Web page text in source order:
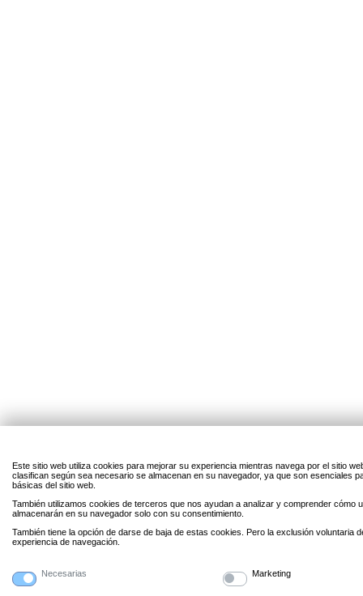
Este sitio web utiliza cookies para mejorar su experiencia mientras navega por el sitio
clasifican según sea necesario se almacenan en su navegador, ya que son esenciales
básicas del sitio web.
También utilizamos cookies de terceros que nos ayudan a analizar y comprender cómo
almacenarán en su navegador solo con su consentimiento.
También tiene la opción de darse de baja de estas cookies. Pero la exclusión voluntaria
experiencia de navegación.
Necesarias Marketing